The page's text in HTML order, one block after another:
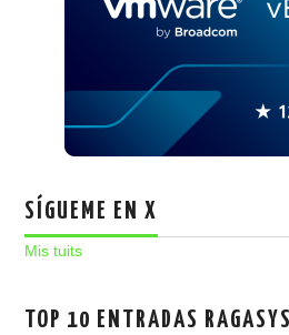
SÍGUEME EN X
Mis tuits
TOP 10 ENTRADAS RAGASYS